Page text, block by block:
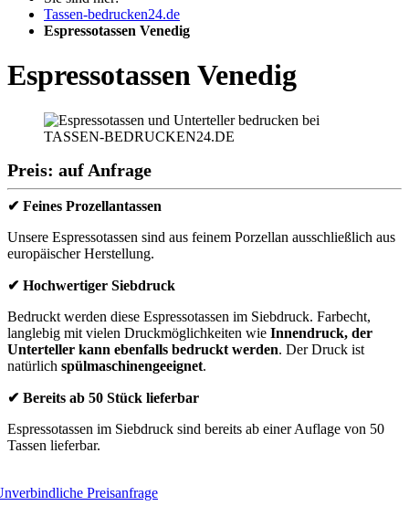
Tassen-bedrucken24.de
Espressotassen Venedig
Espressotassen Venedig
Preis: auf Anfrage
✔ Feines Prozellantassen
Unsere Espressotassen sind aus feinem Porzellan ausschließlich aus
europäischer Herstellung.
✔ Hochwertiger Siebdruck
Bedruckt werden diese Espressotassen im Siebdruck. Farbecht,
langlebig mit vielen Druckmöglichkeiten wie Innendruck, der
Unterteller kann ebenfalls bedruckt werden. Der Druck ist
natürlich spülmaschinengeeignet.
✔ Bereits ab 50 Stück lieferbar
Espressotassen im Siebdruck sind bereits ab einer Auflage von 50
Tassen lieferbar.
Preisanfrage